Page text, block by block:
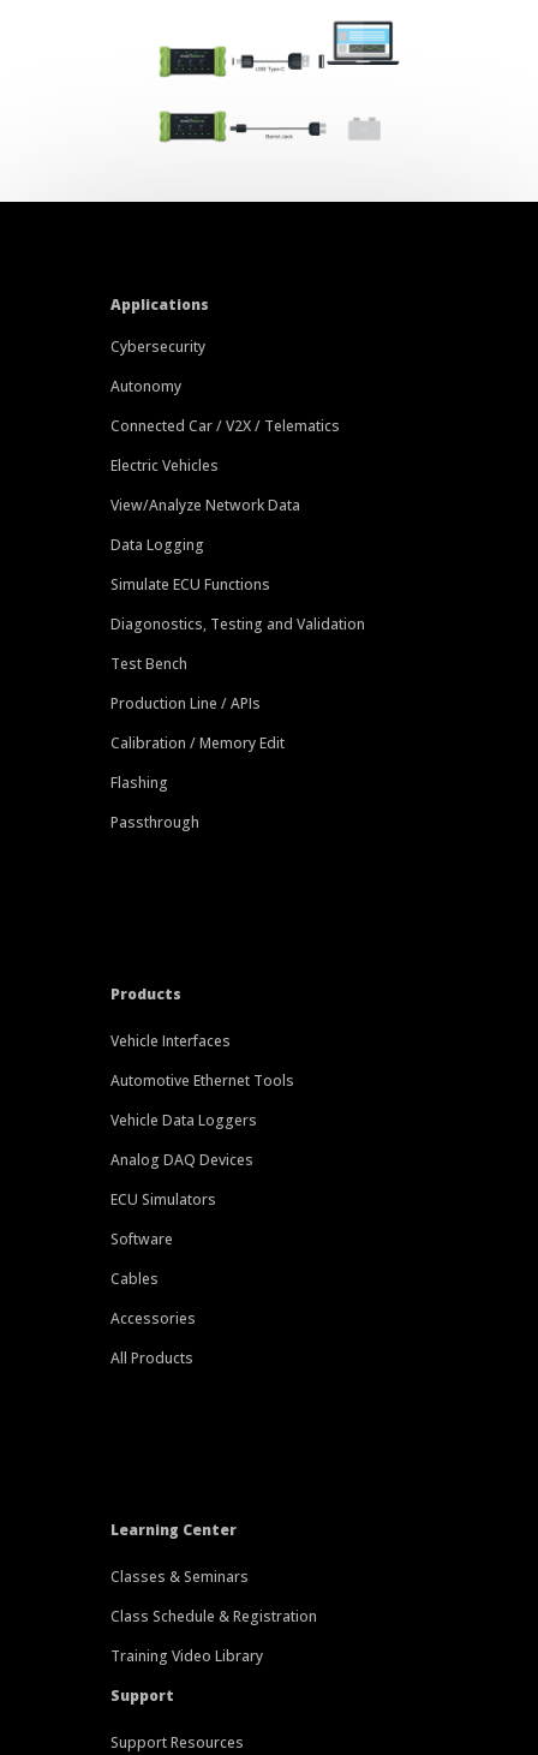
Applications
Cybersecurity
Autonomy
Connected Car / V2X / Telematics
Electric Vehicles
View/Analyze Network Data
Data Logging
Simulate ECU Functions
Diagonostics, Testing and Validation
Test Bench
Production Line / APIs
Calibration / Memory Edit
Flashing
Passthrough
Products
Vehicle Interfaces
Automotive Ethernet Tools
Vehicle Data Loggers
Analog DAQ Devices
ECU Simulators
Software
Cables
Accessories
All Products
Learning Center
Classes & Seminars
Class Schedule & Registration
Training Video Library
Support
Support Resources